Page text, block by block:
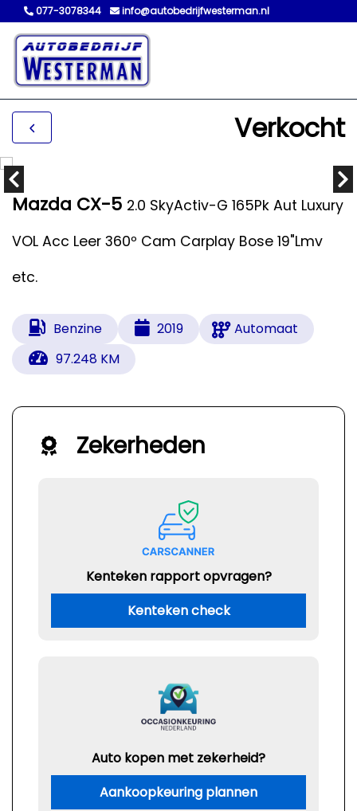
077-3078344 info@autobedrijfwesterman.nl
Verkocht
Mazda CX-5 2.0 SkyActiv-G 165Pk Aut Luxury
VOL Acc Leer 360º Cam Carplay Bose 19"Lmv
etc.
Benzine 2019
Automaat
97.248 KM
Zekerheden
Kenteken rapport opvragen?
Kenteken check
Auto kopen met zekerheid?
Aankoopkeuring plannen